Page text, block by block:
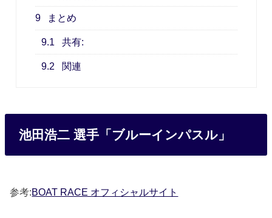
9 まとめ
9.1 共有:
9.2 関連
池田浩二 選手「ブルーインパスル」
参考:BOAT RACE オフィシャルサイト